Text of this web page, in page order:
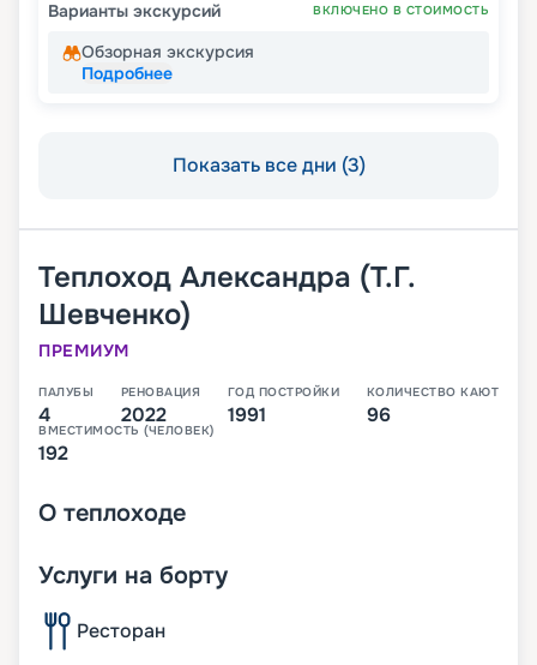
Варианты экскурсий ВКЛЮЧЕНО В СТОИМОСТЬ
Обзорная экскурсия
Подробнее
Показать все дни (3)
Теплоход Александра (Т.Г.
Шевченко)
ПРЕМИУМ
ПАЛУБЫ
4
РЕНОВАЦИЯ
2022
ГОД ПОСТРОЙКИ
1991
КОЛИЧЕСТВО КАЮТ
96
ВМЕСТИМОСТЬ (ЧЕЛОВЕК)
192
О теплоходе
Услуги на борту
Ресторан